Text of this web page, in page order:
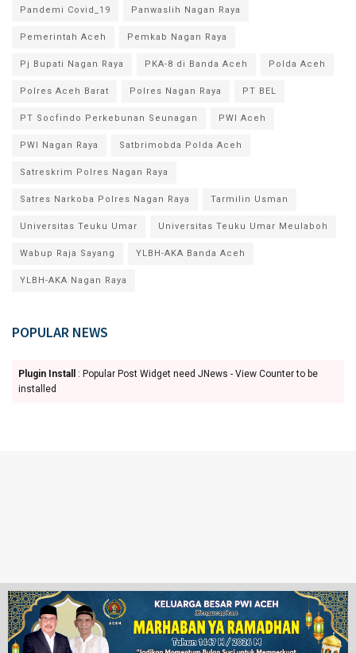
Pandemi Covid_19 Panwaslih Nagan Raya
Pemerintah Aceh Pemkab Nagan Raya
Pj Bupati Nagan Raya PKA-8 di Banda Aceh Polda Aceh
Polres Aceh Barat Polres Nagan Raya PT BEL
PT Socfindo Perkebunan Seunagan PWI Aceh
PWI Nagan Raya Satbrimobda Polda Aceh
Satreskrim Polres Nagan Raya
Satres Narkoba Polres Nagan Raya Tarmilin Usman
Universitas Teuku Umar Universitas Teuku Umar Meulaboh
Wabup Raja Sayang YLBH-AKA Banda Aceh
YLBH-AKA Nagan Raya
POPULAR NEWS
Plugin Install
: Popular Post Widget need JNews - View Counter to be
installed
Ketentuan Penggunaan Redaksi